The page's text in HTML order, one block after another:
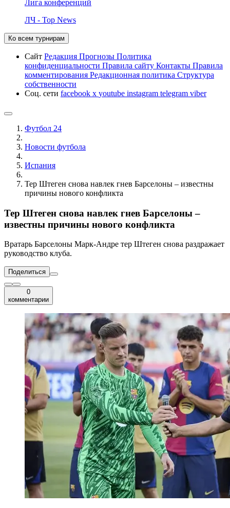
Лига конференций
ЛЧ - Top News
Ко всем турнирам
Сайт Редакция Прогнозы Политика
конфиденциальности Правила сайту Контакты Правила
комментирования Редакционная политика Структура
собственности
Соц. сети facebook x youtube instagram telegram viber
Футбол 24
Новости футбола
Испания
Тер Штеген снова навлек гнев Барселоны – известны
причины нового конфликта
Тер Штеген снова навлек гнев Барселоны –
известны причины нового конфликта
Вратарь Барселоны Марк-Андре тер Штеген снова раздражает
руководство клуба.
Поделиться
0
комментарии